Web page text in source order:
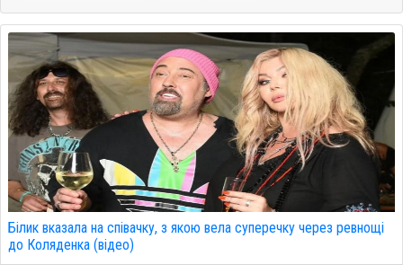
Білик вказала на співачку, з якою вела суперечку через ревнощі
до Коляденка (відео)